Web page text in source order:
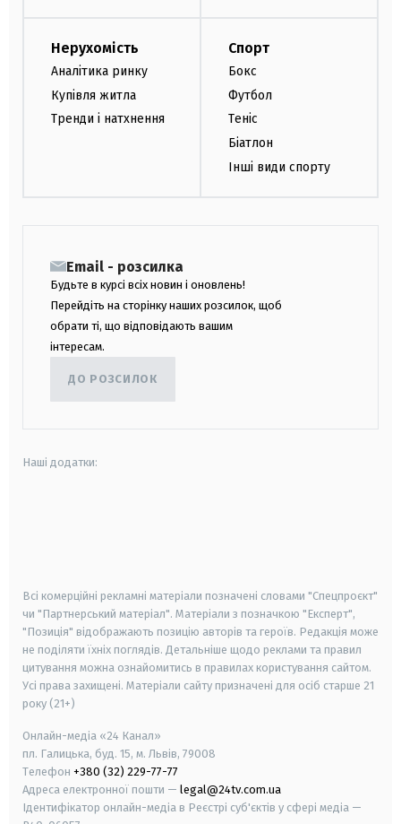
Нерухомість
Аналітика ринку
Купівля житла
Тренди і натхнення
Спорт
Бокс
Футбол
Теніс
Біатлон
Інші види спорту
Email - розсилка
Будьте в курсі всіх новин і оновлень!
Перейдіть на сторінку наших розсилок, щоб
обрати ті, що відповідають вашим
інтересам.
ДО РОЗСИЛОК
Наші додатки:
Всі комерційні рекламні матеріали позначені словами "Спецпроєкт"
чи "Партнерський матеріал". Матеріали з позначкою "Експерт",
"Позиція" відображають позицію авторів та героїв. Редакція може
не поділяти їхніх поглядів. Детальніше щодо реклами та правил
цитування можна ознайомитись в правилах користування сайтом.
Усі права захищені. Матеріали сайту призначені для осіб старше 21
року (21+)
Онлайн-медіа «24 Канал»
пл. Галицька, буд. 15, м. Львів, 79008
Телефон +380 (32) 229-77-77
Адреса електронної пошти — legal@24tv.com.ua
Ідентифікатор онлайн-медіа в Реєстрі суб'єктів у сфері медіа —